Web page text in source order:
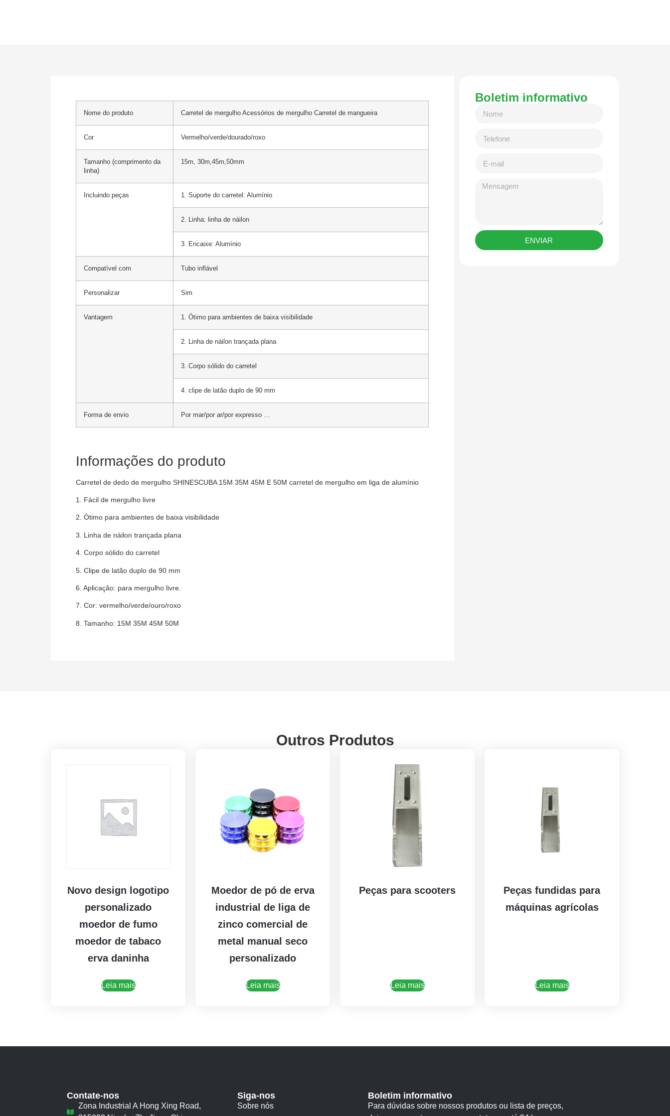
Nome do produto Carretel de mergulho Acessórios de mergulho Carretel de mangueira
Cor Vermelho/verde/dourado/roxo
Tamanho (comprimento da
linha)
15m, 30m,45m,50mm
Incluindo peças 1. Suporte do carretel: Alumínio
2. Linha: linha de náilon
3. Encaixe: Alumínio
Compatível com Tubo inflável
Personalizar Sim
Vantagem 1. Ótimo para ambientes de baixa visibilidade
2. Linha de náilon trançada plana
3. Corpo sólido do carretel
4. clipe de latão duplo de 90 mm
Forma de envio Por mar/por ar/por expresso …
Informações do produto
Carretel de dedo de mergulho SHINESCUBA 15M 35M 45M E 50M carretel de mergulho em liga de alumínio
1. Fácil de mergulho livre
2. Ótimo para ambientes de baixa visibilidade
3. Linha de náilon trançada plana
4. Corpo sólido do carretel
5. Clipe de latão duplo de 90 mm
6. Aplicação: para mergulho livre.
7. Cor: vermelho/verde/ouro/roxo
8. Tamanho: 15M 35M 45M 50M
Boletim informativo
ENVIAR
Outros Produtos
Novo design logotipo
personalizado
moedor de fumo
moedor de tabaco
erva daninha
Leia mais
Moedor de pó de erva
industrial de liga de
zinco comercial de
metal manual seco
personalizado
Leia mais
Peças para scooters
Leia mais
Peças fundidas para
máquinas agrícolas
Leia mais
Contate-nos
Zona Industrial A Hong Xing Road,
Siga-nos
Sobre nós
Boletim informativo
Para dúvidas sobre nossos produtos ou lista de preços,